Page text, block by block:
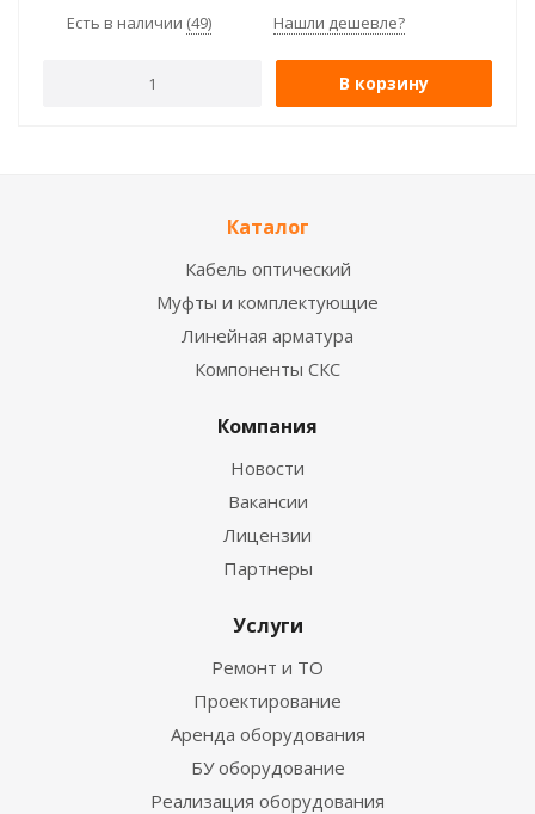
Есть в наличии (49) Нашли дешевле?
В корзину
Каталог
Кабель оптический
Муфты и комплектующие
Линейная арматура
Компоненты СКС
Компания
Новости
Вакансии
Лицензии
Партнеры
Услуги
Ремонт и ТО
Проектирование
Аренда оборудования
БУ оборудование
Реализация оборудования